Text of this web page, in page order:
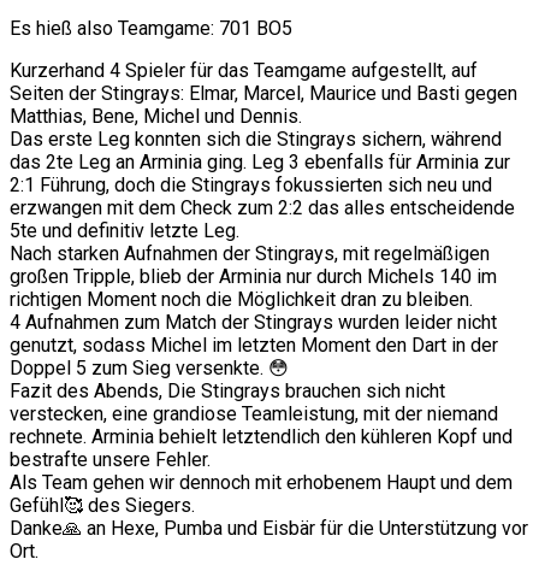
Es hieß also Teamgame: 701 BO5
Kurzerhand 4 Spieler für das Teamgame aufgestellt, auf
Seiten der Stingrays: Elmar, Marcel, Maurice und Basti gegen
Matthias, Bene, Michel und Dennis.
Das erste Leg konnten sich die Stingrays sichern, während
das 2te Leg an Arminia ging. Leg 3 ebenfalls für Arminia zur
2:1 Führung, doch die Stingrays fokussierten sich neu und
erzwangen mit dem Check zum 2:2 das alles entscheidende
5te und definitiv letzte Leg.
Nach starken Aufnahmen der Stingrays, mit regelmäßigen
großen Tripple, blieb der Arminia nur durch Michels 140 im
richtigen Moment noch die Möglichkeit dran zu bleiben.
4 Aufnahmen zum Match der Stingrays wurden leider nicht
genutzt, sodass Michel im letzten Moment den Dart in der
Doppel 5 zum Sieg versenkte. 😳
Fazit des Abends, Die Stingrays brauchen sich nicht
verstecken, eine grandiose Teamleistung, mit der niemand
rechnete. Arminia behielt letztendlich den kühleren Kopf und
bestrafte unsere Fehler.
Als Team gehen wir dennoch mit erhobenem Haupt und dem
Gefühl🥰 des Siegers.
Danke🙏 an Hexe, Pumba und Eisbär für die Unterstützung vor
Ort.